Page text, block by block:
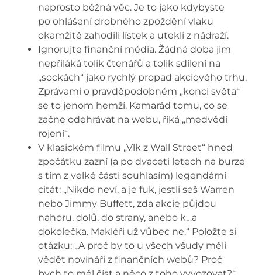
naprosto běžná věc. Je to jako kdybyste
po ohlášení drobného zpoždění vlaku
okamžitě zahodili lístek a utekli z nádraží.
Ignorujte finanční média. Žádná doba jim
nepřiláká tolik čtenářů a tolik sdílení na
„sockách“ jako rychlý propad akciového trhu.
Zprávami o pravděpodobném „konci světa“
se to jenom hemží. Kamarád tomu, co se
začne odehrávat na webu, říká „medvědí
rojení“.
V klasickém filmu „Vlk z Wall Street“ hned
zpočátku zazní (a po dvaceti letech na burze
s tím z velké části souhlasím) legendární
citát: „Nikdo neví, a je fuk, jestli seš Warren
nebo Jimmy Buffett, zda akcie půjdou
nahoru, dolů, do strany, anebo k…a
dokolečka. Makléři už vůbec ne.“ Položte si
otázku: „A proč by to u všech všudy měli
vědět novináři z finančních webů? Proč